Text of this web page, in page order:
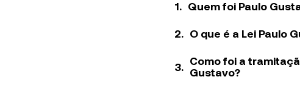
Quem foi Paulo
O que é a Lei Paulo
Como foi a
Gustavo?